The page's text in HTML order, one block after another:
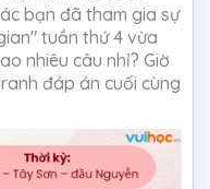
bạn đã tham gia sự
tuần thứ 4 vừa
nhiêu câu nhỉ? Giờ
đáp án cuối cùng